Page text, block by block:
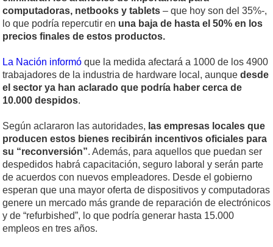
computadoras, netbooks y tablets – que hoy son del 35%-,
lo que podría repercutir en una baja de hasta el 50% en los
precios finales de estos productos.
La Nación informó que la medida afectará a 1000 de los 4900
trabajadores de la industria de hardware local, aunque desde
el sector ya han aclarado que podría haber cerca de
10.000 despidos.
Según aclararon las autoridades, las empresas locales que
producen estos bienes recibirán incentivos oficiales para
su “reconversión”. Además, para aquellos que puedan ser
despedidos habrá capacitación, seguro laboral y serán parte
de acuerdos con nuevos empleadores. Desde el gobierno
esperan que una mayor oferta de dispositivos y computadoras
genere un mercado más grande de reparación de electrónicos
y de “refurbished”, lo que podría generar hasta 15.000
empleos en tres años.